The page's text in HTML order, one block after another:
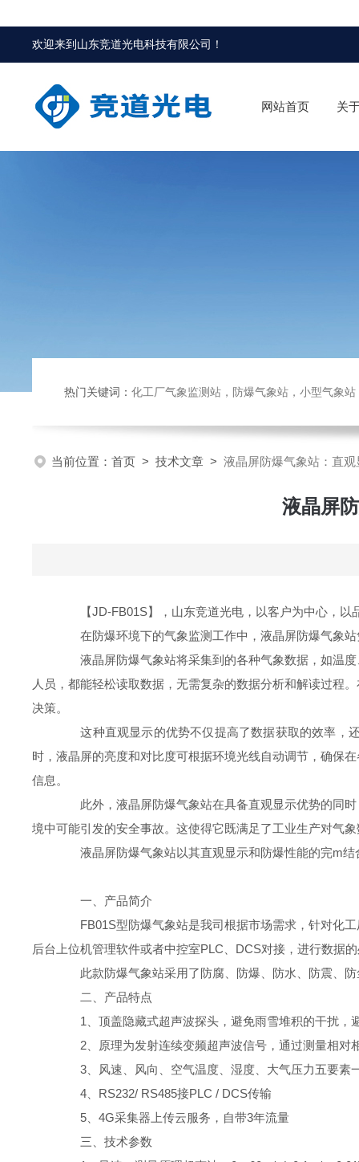
欢迎来到 山东竞道光电科技有限公司 ！
网站首页 关
热门关键词： 化工厂气象监测站，防爆气象站，小型气象站，化
当前位置： 首页 > 技术文章 > 液晶屏防爆气象站：直
液晶屏
【JD-FB01S】，山东竞道光电，以客户为中心，以
在防爆环境下的气象监测工作中，液晶屏防爆气象站
液晶屏防爆气象站将采集到的各种气象数据，如温度
人员，都能轻松读取数据，无需复杂的数据分析和解读过程
决策。
这种直观显示的优势不仅提高了数据获取的效率，还
时，液晶屏的亮度和对比度可根据环境光线自动调节，确保
信息。
此外，液晶屏防爆气象站在具备直观显示优势的同时
境中可能引发的安全事故。这使得它既满足了工业生产对气
液晶屏防爆气象站以其直观显示和防爆性能的完m结
一、产品简介
FB01S型防爆气象站是我司根据市场需求，针对化工
后台上位机管理软件或者中控室PLC、DCS对接，进行数据
此款防爆气象站采用了防腐、防爆、防水、防震、防
二、产品特点
1、顶盖隐藏式超声波探头，避免雨雪堆积的干扰，
2、原理为发射连续变频超声波信号，通过测量相对
3、风速、风向、空气温度、湿度、大气压力五要素
4、RS232/ RS485接PLC / DCS传输
5、4G采集器上传云服务，自带3年流量
三、技术参数